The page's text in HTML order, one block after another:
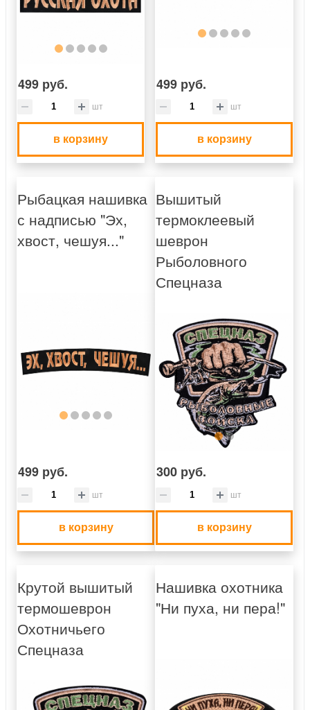
499 руб.
шт
в корзину
499 руб.
шт
в корзину
Рыбацкая нашивка
с надписью "Эх,
хвост, чешуя..."
499 руб.
шт
в корзину
Вышитый
термоклеевый
шеврон
Рыболовного
Спецназа
300 руб.
шт
в корзину
Крутой вышитый
термошеврон
Охотничьего
Спецназа
Нашивка охотника
"Ни пуха, ни пера!"